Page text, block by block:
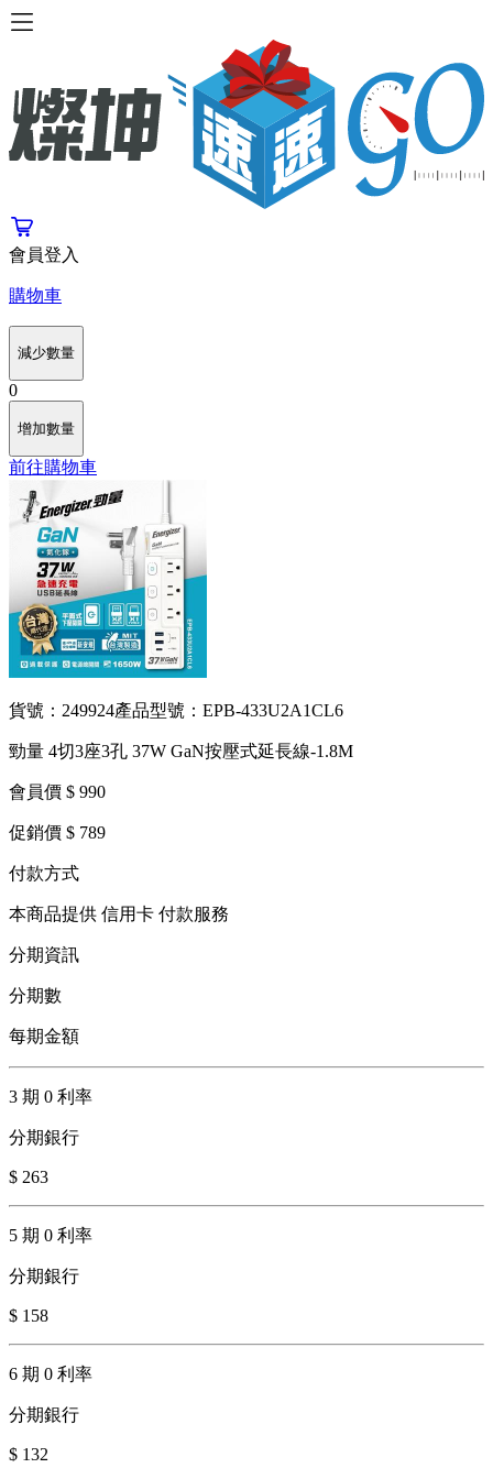
會員登入
購物車
減少數量
0
增加數量
前往購物車
貨號：249924產品型號：EPB-433U2A1CL6
勁量 4切3座3孔 37W GaN按壓式延長線-1.8M
會員價 $ 990
促銷價 $ 789
付款方式
本商品提供 信用卡 付款服務
分期資訊
分期數
每期金額
3 期 0 利率
分期銀行
$ 263
5 期 0 利率
分期銀行
$ 158
6 期 0 利率
分期銀行
$ 132